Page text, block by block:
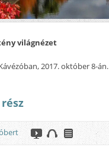
világnézet
2017. október 8-án.